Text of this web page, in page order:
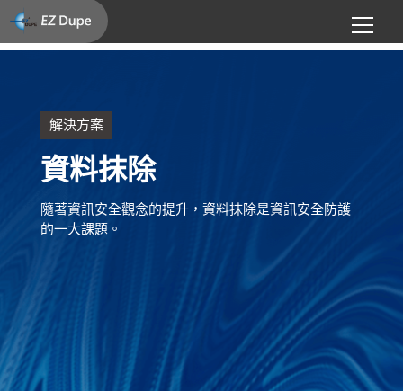
解決方案
資料抹除
隨著資訊安全觀念的提升，資料抹除是資訊安全防護
的一大課題。